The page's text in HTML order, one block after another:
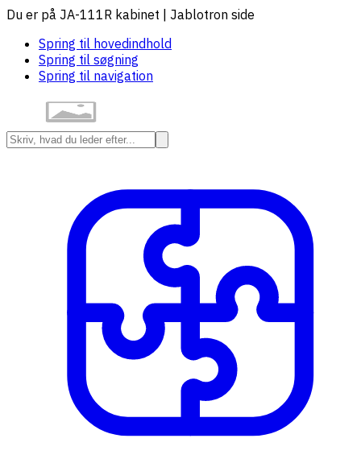
Du er på JA-111R kabinet | Jablotron side
Spring til hovedindhold
Spring til søgning
Spring til navigation